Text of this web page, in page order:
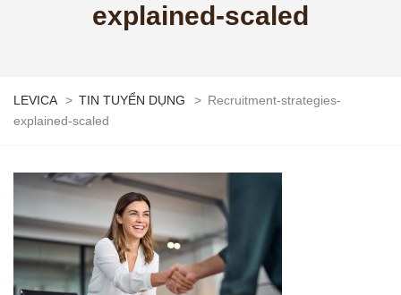
explained-scaled
LEVICA > TIN TUYỂN DỤNG > Recruitment-strategies-
explained-scaled